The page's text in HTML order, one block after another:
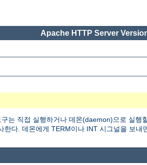
Apache HTTP Server
는 직접 실행하거나 데몬(daemon)으로 실행
다. 데몬에게 TERM이나 INT 시그널을 보내